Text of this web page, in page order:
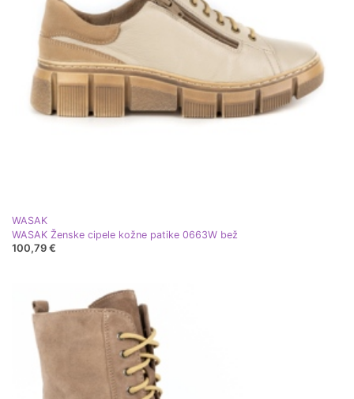
WASAK
WASAK Ženske cipele kožne patike 0663W bež
100,79 €